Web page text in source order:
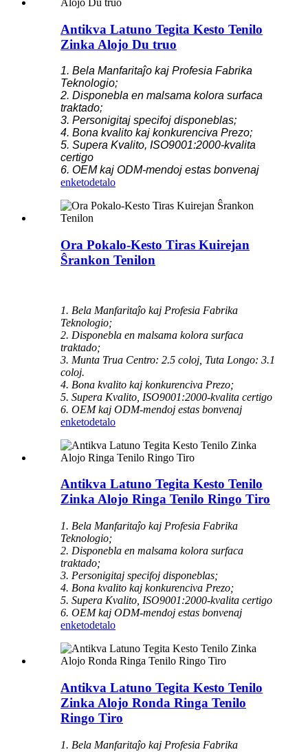
Antikva Latuno Tegita Kesto Tenilo
Zinka Alojo Du truo
1. Bela Manfaritaĵo kaj Profesia Fabrika
Teknologio;
2. Disponebla en malsama kolora surfaca
traktado;
3. Personigitaj specifoj disponeblas;
4. Bona kvalito kaj konkurenciva Prezo;
5. Supera Kvalito, ISO9001:2000-kvalita
certigo
6. OEM kaj ODM-mendoj estas bonvenaj
enketodetalo
Ora Pokalo-Kesto Tiras Kuirejan
Ŝrankon Tenilon
1. Bela Manfaritaĵo kaj Profesia Fabrika
Teknologio;
2. Disponebla en malsama kolora surfaca
traktado;
3. Munta Trua Centro: 2.5 coloj, Tuta Longo: 3.1
coloj.
4. Bona kvalito kaj konkurenciva Prezo;
5. Supera Kvalito, ISO9001:2000-kvalita certigo
6. OEM kaj ODM-mendoj estas bonvenaj
enketodetalo
Antikva Latuno Tegita Kesto Tenilo
Zinka Alojo Ringa Tenilo Ringo Tiro
1. Bela Manfaritaĵo kaj Profesia Fabrika
Teknologio;
2. Disponebla en malsama kolora surfaca
traktado;
3. Personigitaj specifoj disponeblas;
4. Bona kvalito kaj konkurenciva Prezo;
5. Supera Kvalito, ISO9001:2000-kvalita certigo
6. OEM kaj ODM-mendoj estas bonvenaj
enketodetalo
Antikva Latuno Tegita Kesto Tenilo
Zinka Alojo Ronda Ringa Tenilo
Ringo Tiro
1. Bela Manfaritaĵo kaj Profesia Fabrika